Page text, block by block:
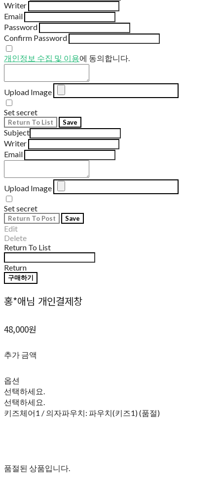
Writer
Email
Password
Confirm Password
개인정보 수집 및 이용에 동의합니다.
Upload Image
Set secret
Return To List Save
Subject
Writer
Email
Upload Image
Set secret
Return To Post Save
Edit
Delete
Return To List
Return
구매하기
홍*애님 개인결제창
48,000원
추가 금액
옵션
선택하세요.
선택하세요.
키즈체어1 / 의자파우치: 파우치(키즈1) (품절)
품절된 상품입니다.